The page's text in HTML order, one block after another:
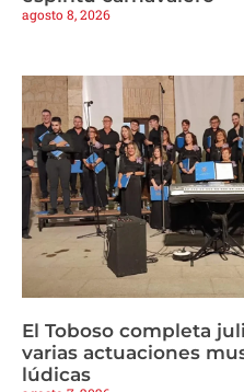
agosto 8, 2026
El Toboso completa
varias actuaciones
lúdicas